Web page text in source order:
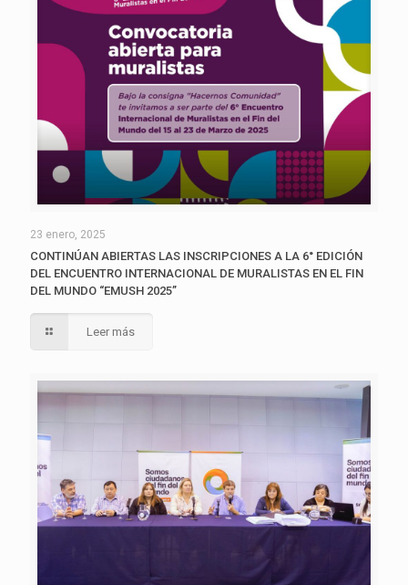
23 enero, 2025
CONTINÚAN ABIERTAS LAS INSCRIPCIONES A LA 6° EDICIÓN
DEL ENCUENTRO INTERNACIONAL DE MURALISTAS EN EL FIN
DEL MUNDO “EMUSH 2025”
Leer más